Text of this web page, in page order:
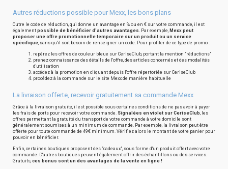
Autres réductions possible pour Mexx, les bons plans
Outre le code de réduction, qui donne un avantage en % ou en € sur votre commande, il est
également possible de bénéficier d'autres avantages. Par exemple, Mexx peut
proposer une offre promotionnelle temporaire sur un produit ou un service
spécifique, sans qu'il soit besoin de renseigner un code. Pour profiter de ce type de promo :
repérez les offres de couleur bleue sur CeriseClub, portant la mention "réductions"
prenez connaissance des détails de l'offre, des articles concernés et des modalités
d'utilisation
accédez à la promotion en cliquant depuis l'offre répertoriée sur CeriseClub
procédez à la commande sur le site Mexx de manière habituelle
La livraison offerte, recevoir gratuitement sa commande Mexx
Grâce à la livraison gratuite, il est possible sous certaines conditions de ne pas avoir à payer
les frais de ports pour recevoir votre commande. Signalées en violet sur CeriseClub, les
offres permettant la gratuité du transport de votre commande à votre domicile sont
généralement soumises à un minimum de commande. Par exemple, la livraison peut être
offerte pour toute commande de 49€ minimum. Vérifiez alors le montant de votre panier pour
pouvoir en bénéficier.
Enfin, certaines boutiques proposent des "cadeaux", sous forme d'un produit offert avec votre
commande. D'autres boutiques peuvent également offrir des échantillons ou des services.
Gratuits, ces bonus sont un des avantages de la vente en ligne !